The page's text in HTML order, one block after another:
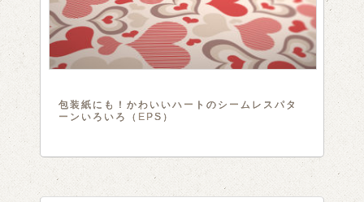
包装紙にも！かわいいハートのシームレスパタ
ーンいろいろ（EPS）